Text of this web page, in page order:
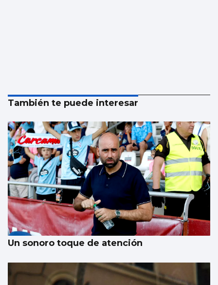
También te puede interesar
Un sonoro toque de atención